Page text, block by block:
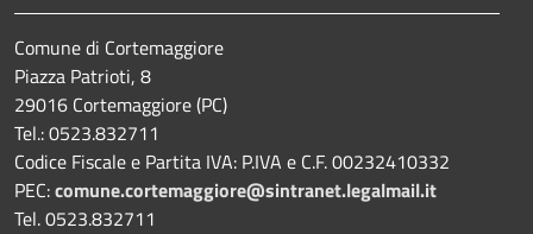
Comune di Cortemaggiore
Piazza Patrioti, 8
29016 Cortemaggiore (PC)
Tel.: 0523.832711
Codice Fiscale e Partita IVA: P.IVA e C.F. 00232410332
PEC:comune.cortemaggiore@sintranet.legalmail.it
Tel. 0523.832711